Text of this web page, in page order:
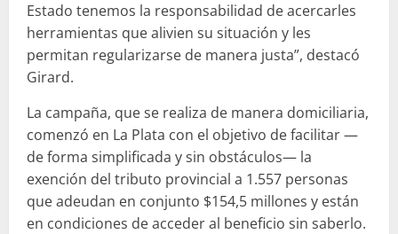
Estado tenemos la responsabilidad de acercarles
herramientas que alivien su situación y les
permitan regularizarse de manera justa”, destacó
Girard.
La campaña, que se realiza de manera domiciliaria,
comenzó en La Plata con el objetivo de facilitar —
de forma simplificada y sin obstáculos— la
exención del tributo provincial a 1.557 personas
que adeudan en conjunto $154,5 millones y están
en condiciones de acceder al beneficio sin saberlo.